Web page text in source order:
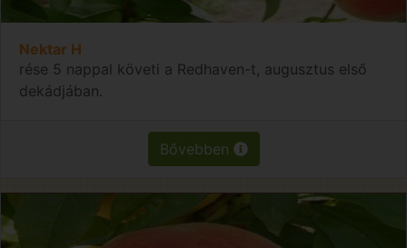
Nektar H
rése 5 nappal követi a Redhaven-t, augusztus első
dekádjában.
Bővebben